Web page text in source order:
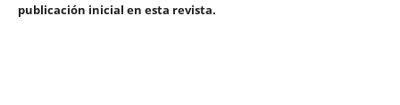
publicación inicial en esta revista.